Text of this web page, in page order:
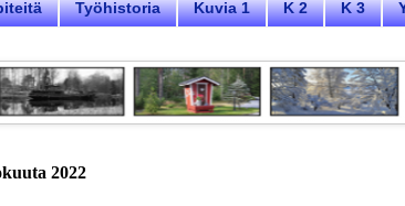
Työhistoria Kuvia 1 K 2 K 3
2022